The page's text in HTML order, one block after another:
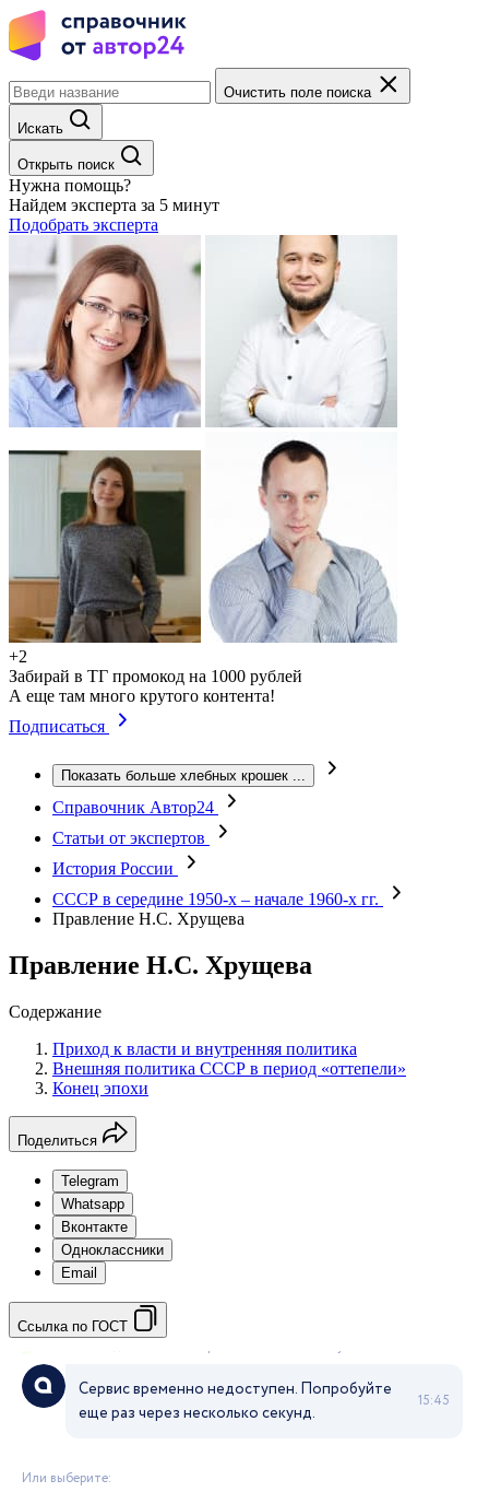
Очистить поле поиска
Искать
Открыть поиск
Нужна помощь?
Найдем эксперта за 5 минут
Подобрать эксперта
+2
Забирай в ТГ промокод на 1000 рублей
А еще там много крутого контента!
Подписаться
Показать больше хлебных крошек ...
Справочник Автор24
Статьи от экспертов
История России
СССР в середине 1950-х – начале 1960-х гг.
Правление Н.С. Хрущева
Правление Н.С. Хрущева
Содержание
Приход к власти и внутренняя политика
Внешняя политика СССР в период «оттепели»
Конец эпохи
Поделиться
Telegram
Whatsapp
Вконтакте
Одноклассники
Email
Ссылка по ГОСТ